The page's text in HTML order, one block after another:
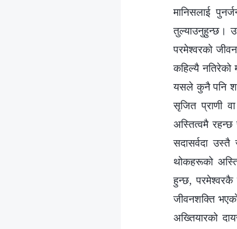
मानिसलाई
तुल्याउनुहुन्छ।
परमेश्‍वरको
कहिल्यै नतिरेको
यसले कुनै पनि
सृजित प्राणी
अस्तित्वमै रहन्छ
सदासर्वदा
थोकहरूको
हुन्छ, परमेश्‍वरकै
जीवनशक्ति
अख्तियारको